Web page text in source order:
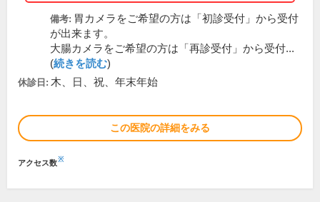
備考: 胃カメラをご希望の方は「初診受付」から受付
が出来ます。
大腸カメラをご希望の方は「再診受付」から受付...
(続きを読む)
休診日: 木、日、祝、年末年始
この医院の詳細をみる
アクセス数※